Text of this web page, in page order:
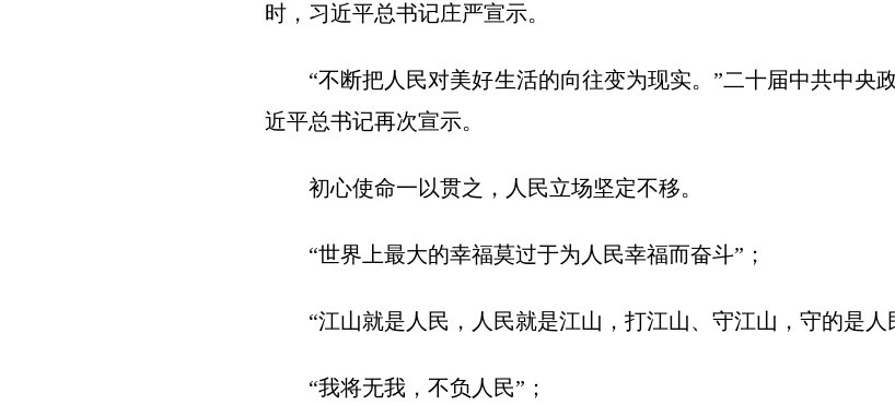
时，习近平总书记庄严宣示。
“不断把人民对美好生活的向往变为现实。”二十届中共中央
近平总书记再次宣示。
初心使命一以贯之，人民立场坚定不移。
“世界上最大的幸福莫过于为人民幸福而奋斗”；
“江山就是人民，人民就是江山，打江山、守江山，守的是人
“我将无我，不负人民”；